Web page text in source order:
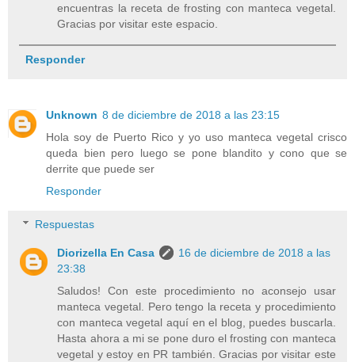
encuentras la receta de frosting con manteca vegetal.
Gracias por visitar este espacio.
Responder
Unknown 8 de diciembre de 2018 a las 23:15
Hola soy de Puerto Rico y yo uso manteca vegetal crisco
queda bien pero luego se pone blandito y cono que se
derrite que puede ser
Responder
Respuestas
Diorizella En Casa
16 de diciembre de 2018 a las
23:38
Saludos! Con este procedimiento no aconsejo usar
manteca vegetal. Pero tengo la receta y procedimiento
con manteca vegetal aquí en el blog, puedes buscarla.
Hasta ahora a mi se pone duro el frosting con manteca
vegetal y estoy en PR también. Gracias por visitar este